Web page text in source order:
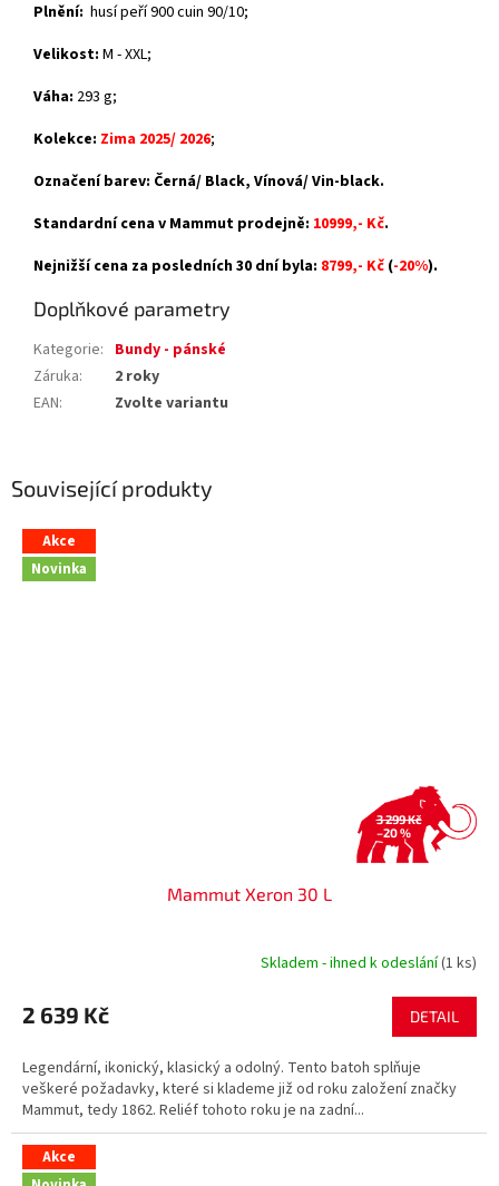
Související produkty
Akce
Novinka
3 299 Kč
–20 %
Mammut Xeron 30 L
Skladem - ihned k odeslání(1 ks)
2 639 Kč DETAIL
Legendární, ikonický, klasický a odolný. Tento batoh splňuje
veškeré požadavky, které si klademe již od roku založení značky
Mammut, tedy 1862. Reliéf tohoto roku je na zadní...
Akce
Plnění: husí peří 900 cuin 90/10;
Velikost: M - XXL;
Váha: 293 g;
Kolekce: Zima 2025/ 2026;
Označení barev: Černá/ Black, Vínová/ Vin-black.
Standardní cena v Mammut prodejně: 10999,- Kč.
Nejnižší cena za posledních 30 dní byla: 8799,- Kč (-20%).
Doplňkové parametry
Kategorie: Bundy - pánské
Záruka:
2 roky
EAN: Zvolte variantu